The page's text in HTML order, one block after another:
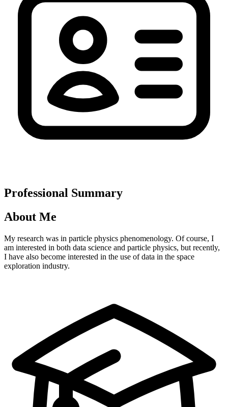
Professional Summary
About Me
My research was in particle physics phenomenology. Of course, I
am interested in both data science and particle physics, but recently,
I have also become interested in the use of data in the space
exploration industry.